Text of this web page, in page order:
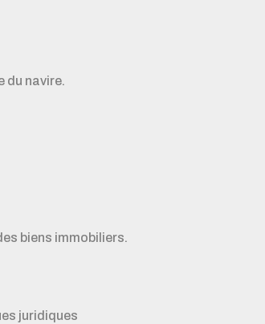
du navire.
biens immobiliers.
juridiques